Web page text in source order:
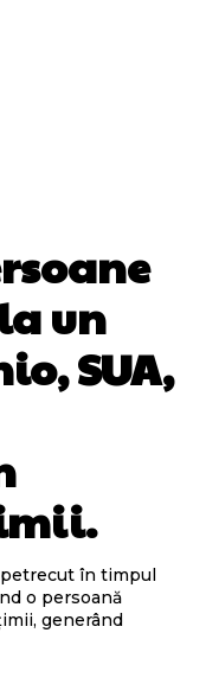
un
SUA,
în timpul
o persoană
generând